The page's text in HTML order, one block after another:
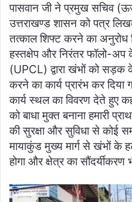
पासवान जी ने प्रमुख सचिव
उत्तराखण्ड शासन को पत्र
तत्काल शिफ्ट करने का अनुरोध
हस्तक्षेप और निरंतर फॉलो-अप
(UPCL) द्वारा खंभों को सड़क
करने का कार्य प्रारंभ कर दिया
कार्य स्थल का विवरण देते हुए
को बाधा मुक्त बनाना हमारी
की सुरक्षा और सुविधा से कोई
मायाकुंड मुख्य मार्ग से खंभों के
होगा और क्षेत्र का सौंदर्यीकरण